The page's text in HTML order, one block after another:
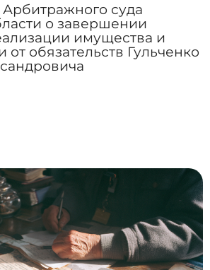
суда
о завершении
имущества и
обязательств Гульченко